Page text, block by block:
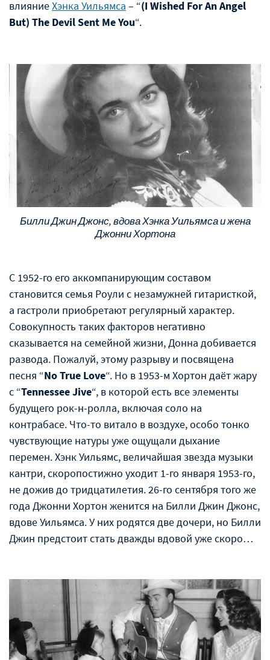
влияниеХэнка Уильямса – “(I Wished For An Angel
But) The Devil Sent Me You“.
Билли Джин Джонс, вдова Хэнка Уильямса и жена
Джонни Хортона
С 1952-го его аккомпанирующим составом
становится семья Роули с незамужней гитаристкой,
а гастроли приобретают регулярный характер.
Совокупность таких факторов негативно
сказывается на семейной жизни, Донна добивается
развода. Пожалуй, этому разрыву и посвящена
песня “No True Love“. Но в 1953-м Хортон даёт жару
с “Tennessee Jive“, в которой есть все элементы
будущего рок-н-ролла, включая соло на
контрабасе. Что-то витало в воздухе, особо тонко
чувствующие натуры уже ощущали дыхание
перемен. Хэнк Уильямс, величайшая звезда музыки
кантри, скоропостижно уходит 1-го января 1953-го,
не дожив до тридцатилетия. 26-го сентября того же
года Джонни Хортон женится на Билли Джин Джонс,
вдове Уильямса. У них родятся две дочери, но Билли
Джин предстоит стать дважды вдовой уже скоро…